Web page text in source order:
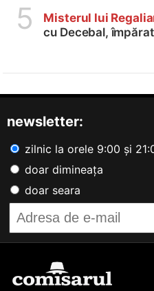
5 Misterul lui
cu Decebal,
newsletter:
zilnic la orele 9:00 și
doar dimineața
doar seara